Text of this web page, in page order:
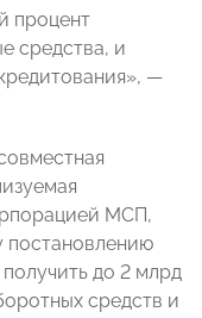
процент
средства, и
—
МСП,
постановлению
до 2 млрд
средств и